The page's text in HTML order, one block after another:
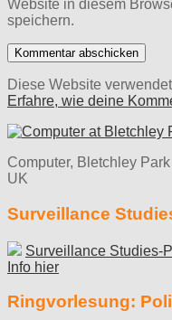
Website in diesem
speichern.
Diese Website
Erfahre, wie deine
Computer, Bletchley
UK
Surveillance
Surveillance Studies-
Info hier
Ringvorlesung: